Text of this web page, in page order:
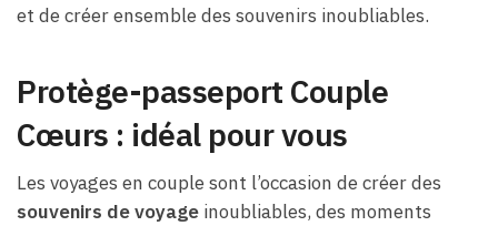
et de créer ensemble des souvenirs inoubliables.
Protège-passeport Couple
Cœurs : idéal pour vous
Les voyages en couple sont l’occasion de créer des
souvenirs de voyage inoubliables, des moments